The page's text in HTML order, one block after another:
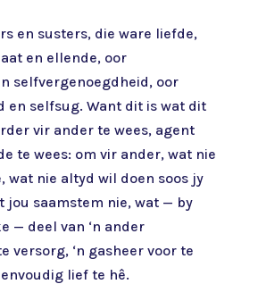
en susters, die ware liefde,
en ellende, oor
selfvergenoegdheid, oor
en selfsug. Want dit is wat dit
vir ander te wees, agent
te wees: om vir ander, wat nie
wat nie altyd wil doen soos jy
jou saamstem nie, wat — by
— deel van ‘n ander
versorg, ‘n gasheer voor te
lief te hê.